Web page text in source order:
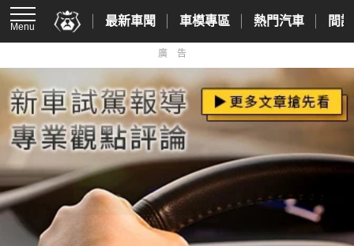
Menu 最新車聞 車模專區 熱門汽車 間
廣告